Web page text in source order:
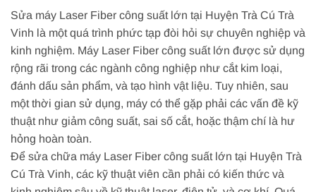
Sửa máy Laser Fiber công suất lớn tại Huyện Trà Cú Trà
Vinh là một quá trình phức tạp đòi hỏi sự chuyên nghiệp và
kinh nghiệm. Máy Laser Fiber công suất lớn được sử dụng
rộng rãi trong các ngành công nghiệp như cắt kim loại,
đánh dấu sản phẩm, và tạo hình vật liệu. Tuy nhiên, sau
một thời gian sử dụng, máy có thể gặp phải các vấn đề kỹ
thuật như giảm công suất, sai số cắt, hoặc thậm chí là hư
hỏng hoàn toàn.
Để sửa chữa máy Laser Fiber công suất lớn tại Huyện Trà
Cú Trà Vinh, các kỹ thuật viên cần phải có kiến thức và